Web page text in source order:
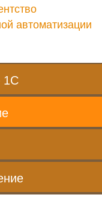
автоматизации
1С